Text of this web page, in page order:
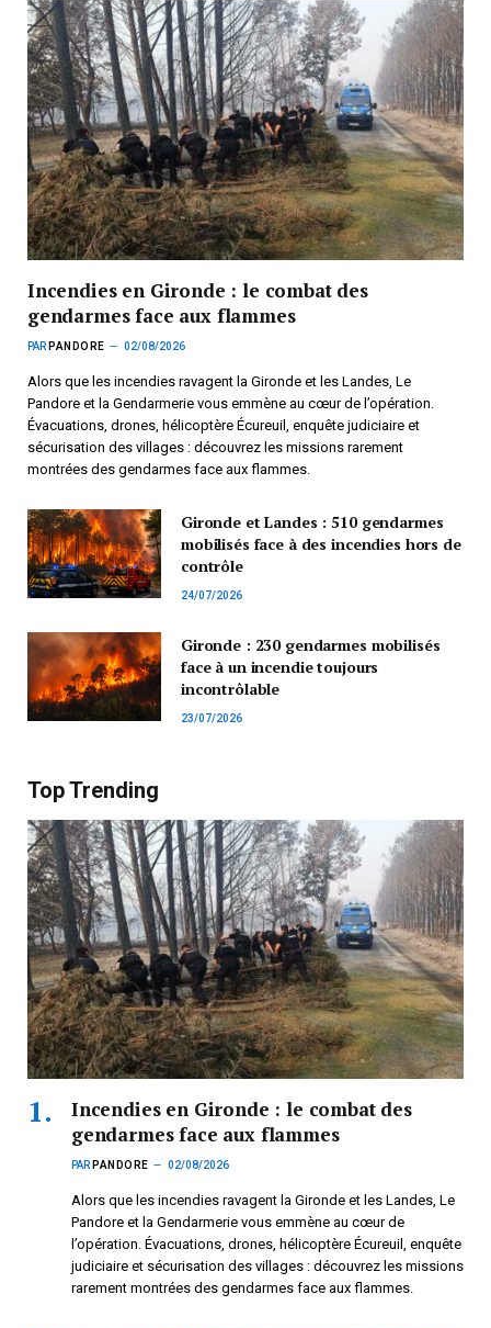
Incendies en Gironde : le combat des
gendarmes face aux flammes
PAR PANDORE 02/08/2026
Alors que les incendies ravagent la Gironde et les Landes, Le
Pandore et la Gendarmerie vous emmène au cœur de l’opération.
Évacuations, drones, hélicoptère Écureuil, enquête judiciaire et
sécurisation des villages : découvrez les missions rarement
montrées des gendarmes face aux flammes.
Gironde et Landes : 510 gendarmes
mobilisés face à des incendies hors de
contrôle
24/07/2026
Gironde : 230 gendarmes mobilisés
face à un incendie toujours
incontrôlable
23/07/2026
Top Trending
Incendies en Gironde : le combat des
gendarmes face aux flammes
PAR PANDORE 02/08/2026
Alors que les incendies ravagent la Gironde et les Landes, Le
Pandore et la Gendarmerie vous emmène au cœur de
l’opération. Évacuations, drones, hélicoptère Écureuil, enquête
judiciaire et sécurisation des villages : découvrez les missions
rarement montrées des gendarmes face aux flammes.